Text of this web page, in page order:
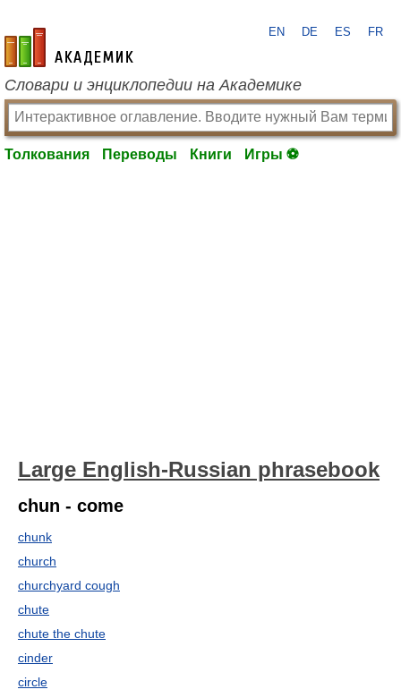
academic.ru
EN DE ES FR
Словари и энциклопедии на Академике
Толкования Переводы Книги Игры ⚽
Large English-Russian phrasebook
chun - come
chunk
church
churchyard cough
chute
chute the chute
cinder
circle